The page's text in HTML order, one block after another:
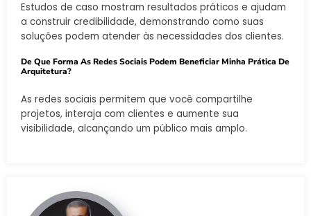
Estudos de caso mostram resultados práticos e ajudam
a construir credibilidade, demonstrando como suas
soluções podem atender às necessidades dos clientes.
De Que Forma As Redes Sociais Podem Beneficiar Minha Prática De
Arquitetura?
As redes sociais permitem que você compartilhe
projetos, interaja com clientes e aumente sua
visibilidade, alcançando um público mais amplo.